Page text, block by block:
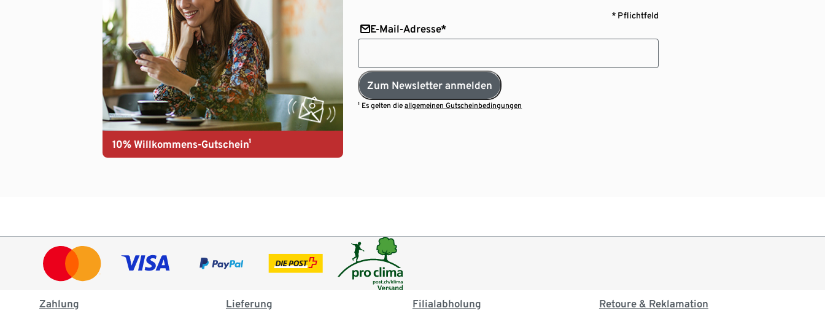
10% Willkommens-Gutschein¹
* Pflichtfeld
E-Mail-Adresse*
Zum Newsletter anmelden
¹ Es gelten dieallgemeinen Gutscheinbedingungen
Zahlung Lieferung Filialabholung Retoure & Reklamation